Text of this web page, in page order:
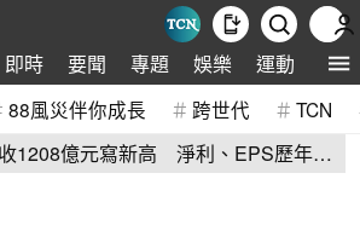
即時 要聞 專題 娛樂 運動 全球
88風災伴你成長 跨世代 TCN
1208億元寫新高 淨利、EPS歷年次